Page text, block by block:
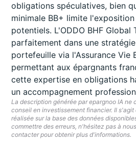
obligations spéculatives, bien
minimale BB+ limite
potentiels. L'ODDO BHF
parfaitement dans une
portefeuille via l'Assurance Vie
permettant aux épargnants
cette expertise en obligations
un accompagnement
La description générée par epargnoo IA ne
conseil en investissement financier. Il
réalisée sur la base des données
commettre des erreurs, n'hésitez pas à
contacter pour obtenir plus d'informations.